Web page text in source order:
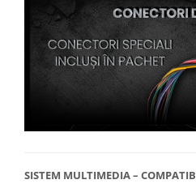
SISTEM MULTIMEDIA –